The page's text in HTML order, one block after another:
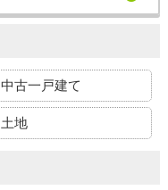
中古一戸建て
土地